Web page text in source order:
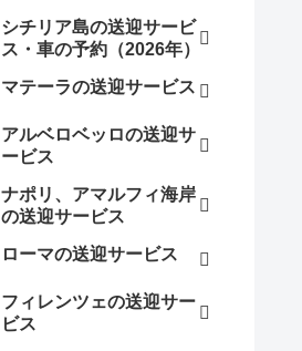
シチリア島の送迎サービ
ス・車の予約（2026年）
マテーラの送迎サービス
アルベロベッロの送迎サ
ービス
ナポリ、アマルフィ海岸
の送迎サービス
ローマの送迎サービス
フィレンツェの送迎サー
ビス